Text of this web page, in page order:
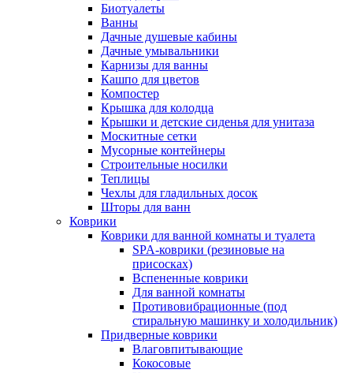
Биотуалеты
Ванны
Дачные душевые кабины
Дачные умывальники
Карнизы для ванны
Кашпо для цветов
Компостер
Крышка для колодца
Крышки и детские сиденья для унитаза
Москитные сетки
Мусорные контейнеры
Строительные носилки
Теплицы
Чехлы для гладильных досок
Шторы для ванн
Коврики
Коврики для ванной комнаты и туалета
SPA-коврики (резиновые на
присосках)
Вспененные коврики
Для ванной комнаты
Противовибрационные (под
стиральную машинку и холодильник)
Придверные коврики
Влаговпитывающие
Кокосовые